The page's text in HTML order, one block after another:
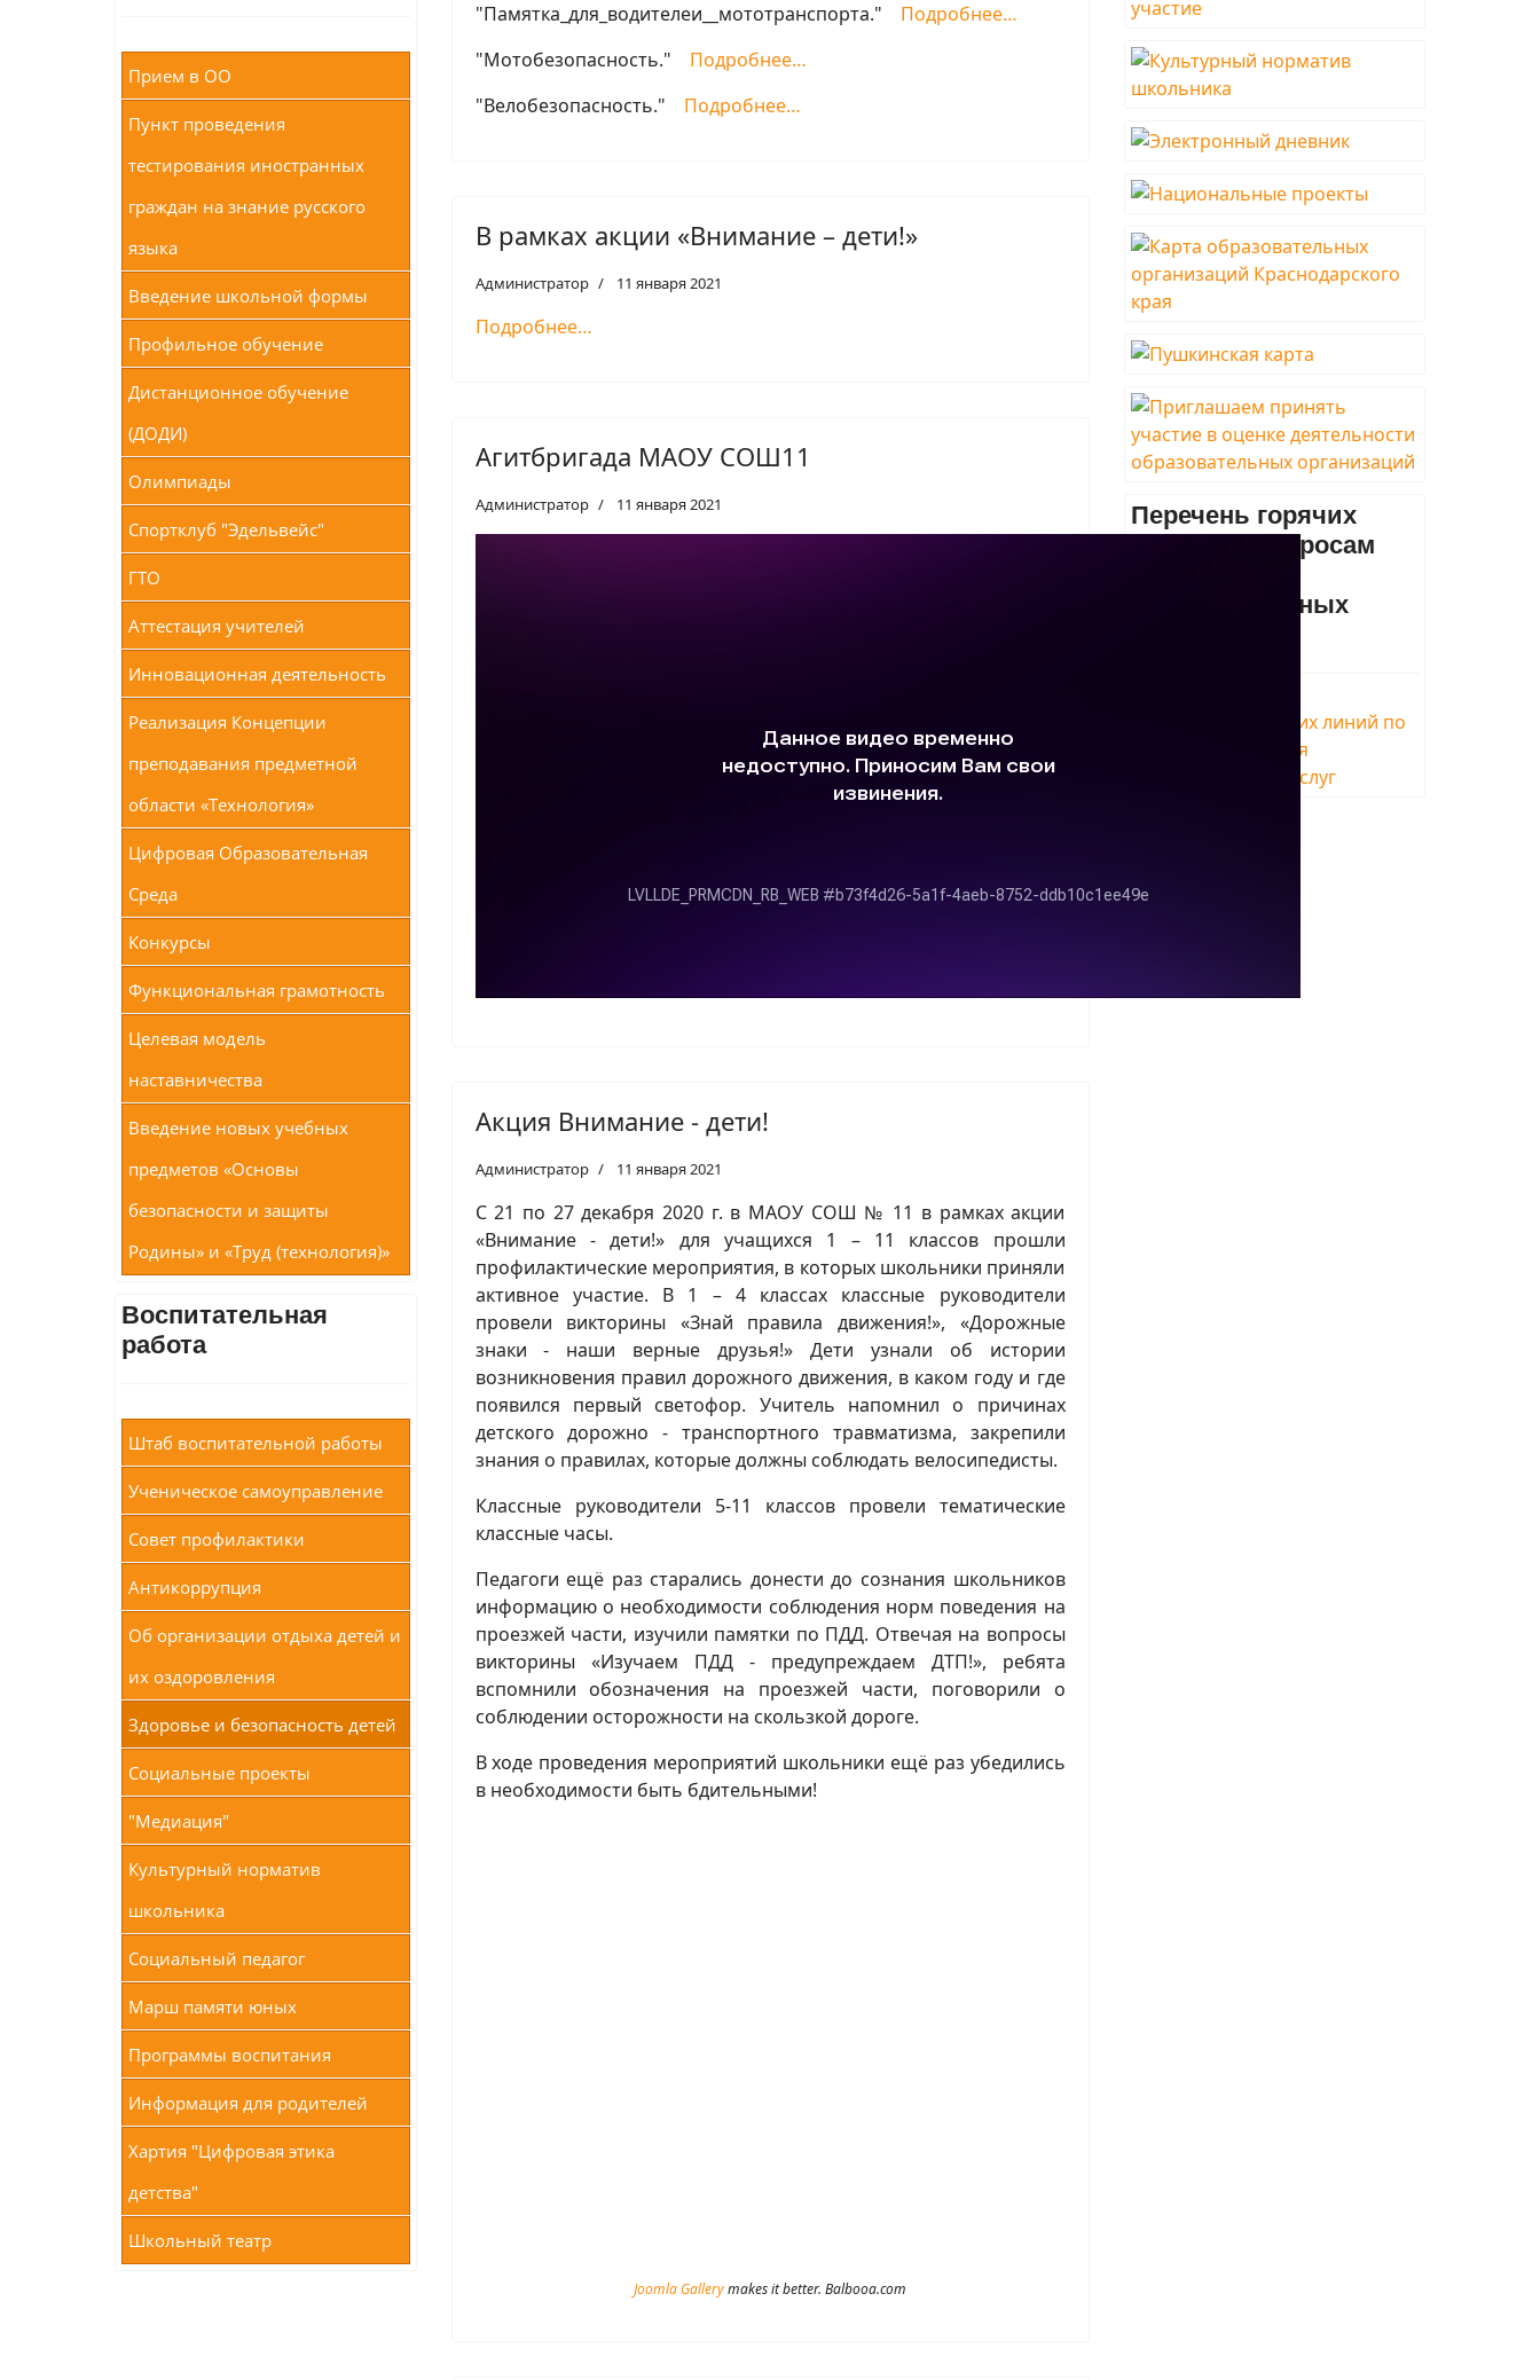
Прием в ОО
Пункт проведения
тестирования иностранных
граждан на знание русского
языка
Введение школьной формы
Профильное обучение
Дистанционное обучение
(ДОДИ)
Олимпиады
Спортклуб "Эдельвейс"
ГТО
Аттестация учителей
Инновационная деятельность
Реализация Концепции
преподавания предметной
области «Технология»
Цифровая Образовательная
Среда
Конкурсы
Функциональная грамотность
Целевая модель
наставничества
Введение новых учебных
предметов «Основы
безопасности и защиты
Родины» и «Труд (технология)»
Воспитательная
работа
Штаб воспитательной работы
Ученическое самоуправление
Совет профилактики
Антикоррупция
Об организации отдыха детей и
их оздоровления
Здоровье и безопасность детей
Социальные проекты
"Медиация"
Культурный норматив
школьника
Социальный педагог
Марш памяти юных
Программы воспитания
Информация для родителей
Хартия "Цифровая этика
детства"
Школьный театр
"Памятка_для_водителеи__мототранспорта."
Подробнее…
"Мотобезопасность."
Подробнее…
"Велобезопасность."
Подробнее…
В рамках акции «Внимание – дети!»
Администратор 11 января 2021
Подробнее…
Агитбригада МАОУ СОШ11
Администратор 11 января 2021
Акция Внимание - дети!
Администратор 11 января 2021
С 21 по 27 декабря 2020 г. в МАОУ СОШ № 11 в рамках акции
«Внимание - дети!» для учащихся 1 – 11 классов прошли
профилактические мероприятия, в которых школьники приняли
активное участие. В 1 – 4 классах классные руководители
провели викторины «Знай правила движения!», «Дорожные
знаки - наши верные друзья!» Дети узнали об истории
возникновения правил дорожного движения, в каком году и где
появился первый светофор. Учитель напомнил о причинах
детского дорожно - транспортного травматизма, закрепили
знания о правилах, которые должны соблюдать велосипедисты.
Классные руководители 5-11 классов провели тематические
классные часы.
Педагоги ещё раз старались донести до сознания школьников
информацию о необходимости соблюдения норм поведения на
проезжей части, изучили памятки по ПДД. Отвечая на вопросы
викторины «Изучаем ПДД - предупреждаем ДТП!», ребята
вспомнили обозначения на проезжей части, поговорили о
соблюдении осторожности на скользкой дороге.
В ходе проведения мероприятий школьники ещё раз убедились
в необходимости быть бдительными!
Joomla Gallerymakes it better. Balbooa.com
Перечень горячих
линий по вопросам
государственных